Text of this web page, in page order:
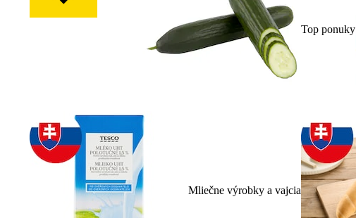
Top ponuky
Mliečne výrobky a vajcia